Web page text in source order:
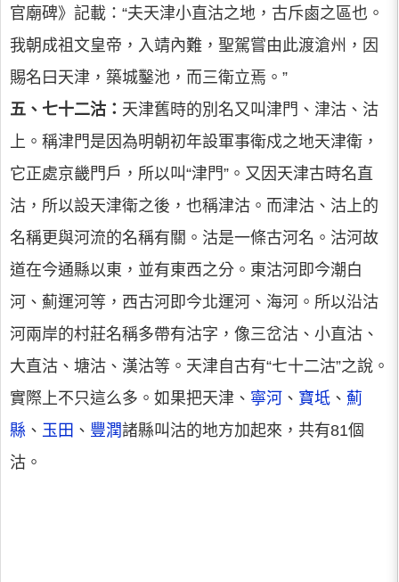
官廟碑》記載：“夫天津小直沽之地，古斥鹵之區也。
我朝成祖文皇帝，入靖內難，聖駕嘗由此渡滄州，因
賜名曰天津，築城鑿池，而三衛立焉。”
五、七十二沽： 天津舊時的別名又叫津門、津沽、沽
上。稱津門是因為明朝初年設軍事衛戍之地天津衛，
它正處京畿門戶，所以叫“津門”。又因天津古時名直
沽，所以設天津衛之後，也稱津沽。而津沽、沽上的
名稱更與河流的名稱有關。沽是一條古河名。沽河故
道在今通縣以東，並有東西之分。東沽河即今潮白
河、薊運河等，西古河即今北運河、海河。所以沿沽
河兩岸的村莊名稱多帶有沽字，像三岔沽、小直沽、
大直沽、塘沽、漢沽等。天津自古有“七十二沽”之說。
實際上不只這么多。如果把天津、 寧河 、 寶坻 、 薊
縣 、 玉田 、 豐潤諸縣叫沽的地方加起來，共有81個
沽。